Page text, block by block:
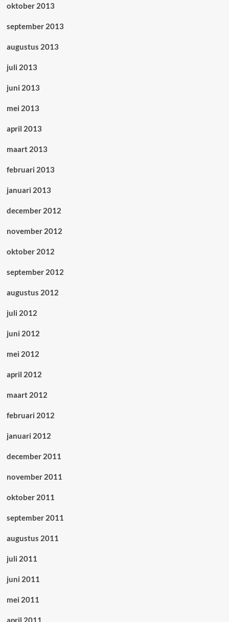
oktober 2013
september 2013
augustus 2013
juli 2013
juni 2013
mei 2013
april 2013
maart 2013
februari 2013
januari 2013
december 2012
november 2012
oktober 2012
september 2012
augustus 2012
juli 2012
juni 2012
mei 2012
april 2012
maart 2012
februari 2012
januari 2012
december 2011
november 2011
oktober 2011
september 2011
augustus 2011
juli 2011
juni 2011
mei 2011
april 2011